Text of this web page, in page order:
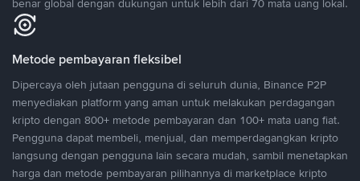
benar global dengan dukungan untuk lebih dari 70 mata uang lokal.
Metode pembayaran fleksibel
Dipercaya oleh jutaan pengguna di seluruh dunia, Binance P2P
menyediakan platform yang aman untuk melakukan perdagangan
kripto dengan 800+ metode pembayaran dan 100+ mata uang fiat.
Pengguna dapat membeli, menjual, dan memperdagangkan kripto
langsung dengan pengguna lain secara mudah, sambil menetapkan
harga dan metode pembayaran pilihannya di marketplace kripto